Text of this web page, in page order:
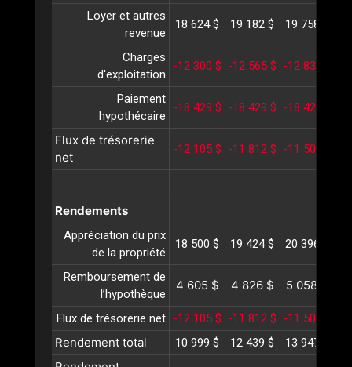
Loyer et autres
revenue
18 624 $ 19 182 $ 19 758 $
Charges
d'exploitation
-12 300 $ -12 565 $ -12 836 $
Paiement
hypothécaire
-18 429 $ -18 429 $ -18 429 $
Flux de trésorerie
net
-12 105 $ -11 812 $ -11 507 $
Rendements
Appréciation du prix
de la propriété
18 500 $ 19 424 $ 20 396 $
Remboursement de
l’hypothèque
4 605 $ 4 826 $ 5 058 $
Flux de trésorerie net -12 105 $ -11 812 $ -11 507 $
Rendement total 10 999 $ 12 439 $ 13 947 $